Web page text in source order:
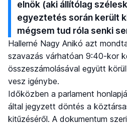
elnök (aki állítólag
egyeztetés során került
mégsem tud róla senki
Hallerné Nagy Anikó azt
szavazás várhatóan 9:40-kor
összeszámolásával együtt
vesz igénybe.
Időközben a parlament
által jegyzett döntés a
kitűzéséről. A dokumentum